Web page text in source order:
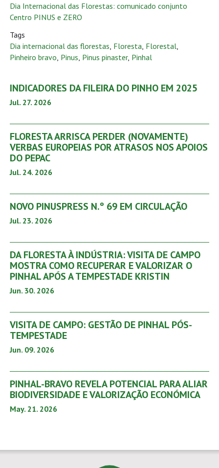
Dia Internacional das Florestas: comunicado conjunto
Centro PINUS e ZERO
Tags
Dia internacional das florestas, Floresta, Florestal,
Pinheiro bravo, Pinus, Pinus pinaster, Pinhal
INDICADORES DA FILEIRA DO PINHO EM 2025
Jul. 27. 2026
FLORESTA ARRISCA PERDER (NOVAMENTE)
VERBAS EUROPEIAS POR ATRASOS NOS APOIOS
DO PEPAC
Jul. 24. 2026
NOVO PINUSPRESS N.º 69 EM CIRCULAÇÃO
Jul. 23. 2026
DA FLORESTA À INDÚSTRIA: VISITA DE CAMPO
MOSTRA COMO RECUPERAR E VALORIZAR O
PINHAL APÓS A TEMPESTADE KRISTIN
Jun. 30. 2026
VISITA DE CAMPO: GESTÃO DE PINHAL PÓS-
TEMPESTADE
Jun. 09. 2026
PINHAL-BRAVO REVELA POTENCIAL PARA ALIAR
BIODIVERSIDADE E VALORIZAÇÃO ECONÓMICA
May. 21. 2026